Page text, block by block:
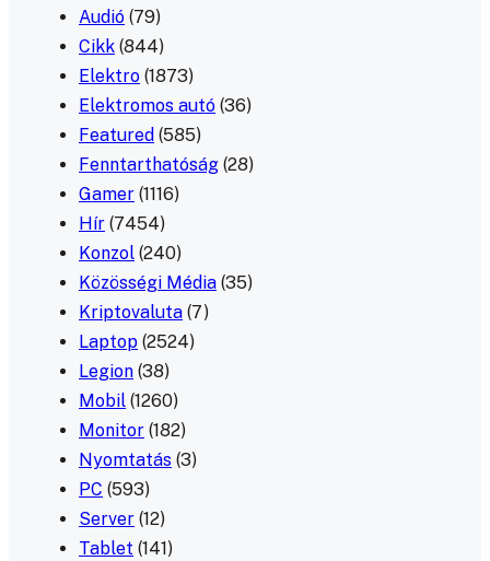
Audió (79)
Cikk (844)
Elektro (1873)
Elektromos autó (36)
Featured (585)
Fenntarthatóság (28)
Gamer (1116)
Hír (7454)
Konzol (240)
Közösségi Média (35)
Kriptovaluta (7)
Laptop (2524)
Legion (38)
Mobil (1260)
Monitor (182)
Nyomtatás (3)
PC (593)
Server (12)
Tablet (141)